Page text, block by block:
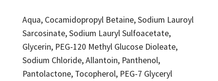
Aqua, Cocamidopropyl Betaine, Sodium Lauroyl
Sarcosinate, Sodium Lauryl Sulfoacetate,
Glycerin, PEG-120 Methyl Glucose Dioleate,
Sodium Chloride, Allantoin, Panthenol,
Pantolactone, Tocopherol, PEG-7 Glyceryl